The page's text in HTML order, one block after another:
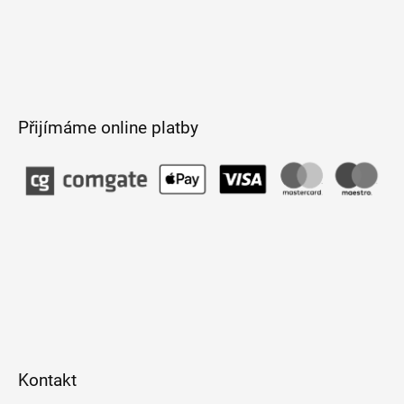
Přijímáme online platby
Kontakt